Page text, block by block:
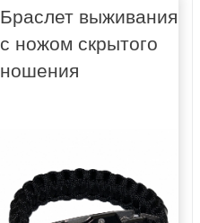
Браслет выживания
с ножом скрытого
ношения